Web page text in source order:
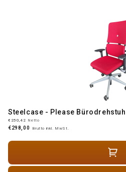
Steelcase - Please Bürodrehstuhl
€250,42 Netto
€298,00 Brutto inkl. MwSt.